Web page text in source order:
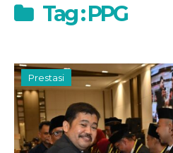
Tag : PPG
Prestasi